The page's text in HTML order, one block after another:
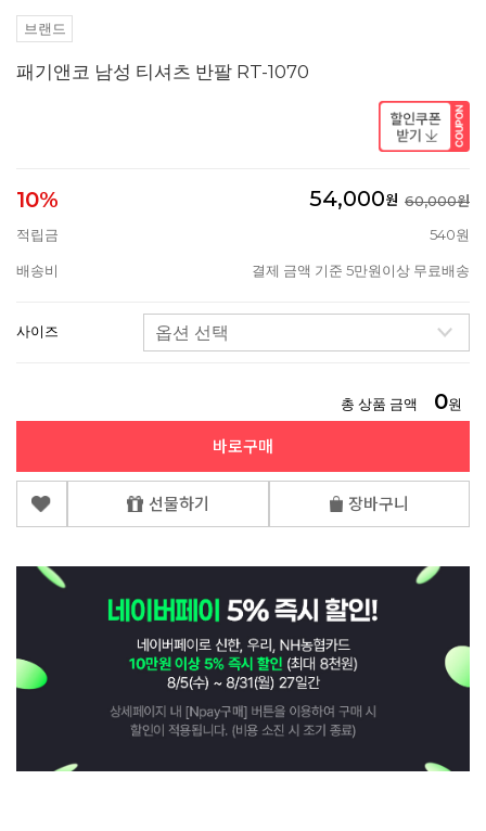
브랜드
패기앤코 남성 티셔츠 반팔 RT-1070
10% 54,000원 60,000원
적립금
540원
배송비 결제 금액 기준 5만원이상 무료배송
사이즈
총 상품 금액 0원
바로구매
선물하기 장바구니